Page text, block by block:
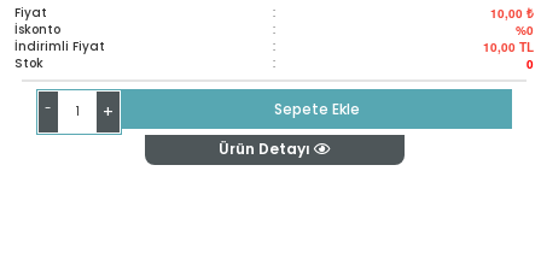
Fiyat : 10,00 ₺
İskonto : %0
İndirimli Fiyat : 10,00 TL
Stok : 0
- +
Sepete Ekle
Ürün Detayı